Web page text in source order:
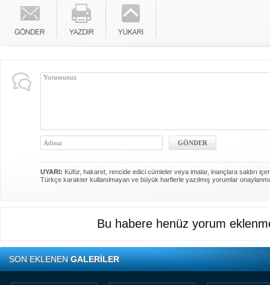
UYARI: Küfür, hakaret, rencide edici cümleler veya imalar, inançlara saldırı
Türkçe karakter kullanılmayan ve büyük harflerle yazılmış yorumlar
Bu habere henüz yorum
SON EKLENENGALERİLER